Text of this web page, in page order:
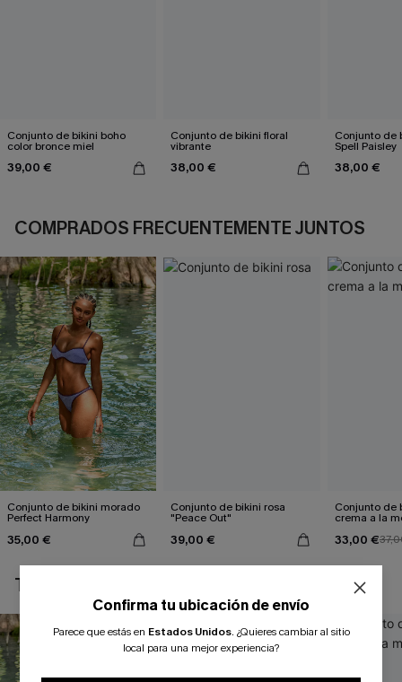
Conjunto de bikini boho
color bronce miel
39,00 €
Conjunto de bikini floral
vibrante
38,00 €
Conjunto de
Spell Paisley
38,00 €
COMPRADOS FRECUENTEMENTE JUNTOS
Conjunto de bikini morado
Perfect Harmony
35,00 €
Conjunto de bikini rosa
"Peace Out"
39,00 €
Conjunto de
crema a la
33,00 €
TAMBIÉN TE PUEDE GUSTAR
Confirma tu ubicación de envío
Parece que estás en Estados Unidos. ¿Quieres cambiar al sitio
local para una mejor experiencia?